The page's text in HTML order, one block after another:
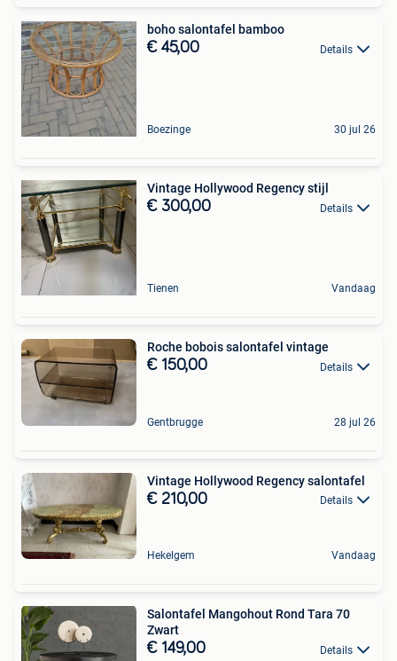
boho salontafel bamboo
€ 45,00 Details
Boezinge 30 jul 26
Vintage Hollywood Regency stijl
€ 300,00 Details
Tienen Vandaag
Roche bobois salontafel vintage
€ 150,00 Details
Gentbrugge 28 jul 26
Vintage Hollywood Regency salontafel
€ 210,00 Details
Hekelgem Vandaag
Salontafel Mangohout Rond Tara 70
Zwart
€ 149,00 Details